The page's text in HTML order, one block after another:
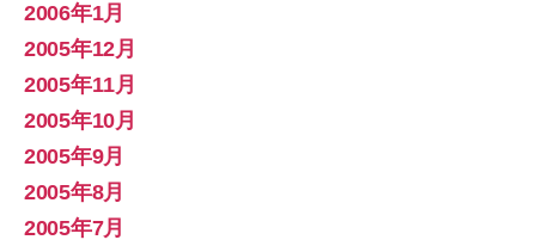
2006年1月
2005年12月
2005年11月
2005年10月
2005年9月
2005年8月
2005年7月